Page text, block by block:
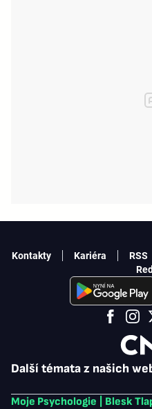
Další témata z našich
Moje Psychologie Blesk
Kontakty Kariéra RSS